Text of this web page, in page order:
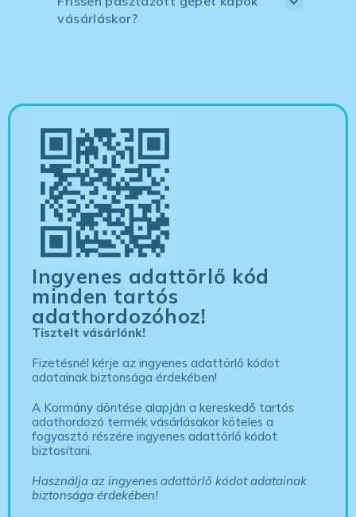
vásárláskor?
Ingyenes adattörlő kód
minden tartós
adathordozóhoz!
Tisztelt vásárlónk!
Fizetésnél kérje az ingyenes adattörlő kódot
adatainak biztonsága érdekében!
A Kormány döntése alapján a kereskedő tartós
adathordozó termék vásárlásakor köteles a
fogyasztó részére ingyenes adattörlő kódot
biztosítani.
Használja az ingyenes adattörlő kódot adatainak
biztonsága érdekében!